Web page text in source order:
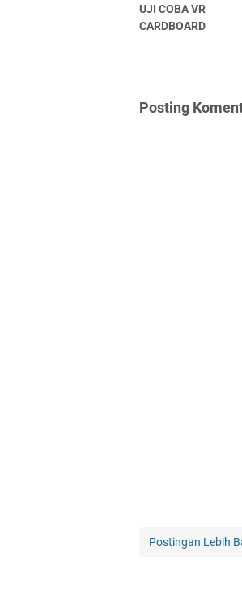
UJI COBA VR
CARDBOARD
Posting
Postingan Lebih